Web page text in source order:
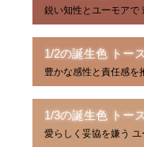
鋭い知性とユーモアで
1/2の誕生色 トー
豊かな感性と責任感を
1/3の誕生色 トー
愛らしく妥協を嫌う